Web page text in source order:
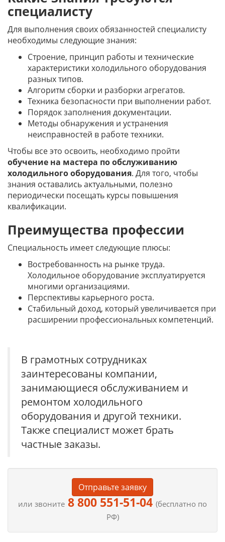
специалисту
Для выполнения своих обязанностей специалисту
необходимы следующие знания:
Строение, принцип работы и технические
характеристики холодильного оборудования
разных типов.
Алгоритм сборки и разборки агрегатов.
Техника безопасности при выполнении работ.
Порядок заполнения документации.
Методы обнаружения и устранения
неисправностей в работе техники.
Чтобы все это освоить, необходимо пройти
обучение на мастера по обслуживанию
холодильного оборудования. Для того, чтобы
знания оставались актуальными, полезно
периодически посещать курсы повышения
квалификации.
Преимущества профессии
Специальность имеет следующие плюсы:
Востребованность на рынке труда.
Холодильное оборудование эксплуатируется
многими организациями.
Перспективы карьерного роста.
Стабильный доход, который увеличивается при
расширении профессиональных компетенций.
В грамотных сотрудниках
заинтересованы компании,
занимающиеся обслуживанием и
ремонтом холодильного
оборудования и другой техники.
Также специалист может брать
частные заказы.
Отправьте заявку
или звоните 8 800 551-51-04 (бесплатно по
РФ)